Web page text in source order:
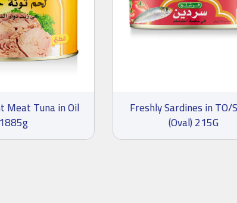
Freshly Sardines in TO/
(Oval) 215G
Meat Tuna in Oil
1885g